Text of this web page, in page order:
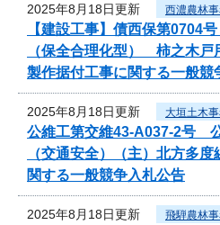
2025年8月18日更新 西濃農林
【建設工事】債西保第0704
（保全合理化型） 柿之木
製作据付工事に関する一般競
2025年8月18日更新 大垣土木
公維工第交維43-A037-2号
（交通安全）（主）北方多
関する一般競争入札公告
2025年8月18日更新 飛騨農林